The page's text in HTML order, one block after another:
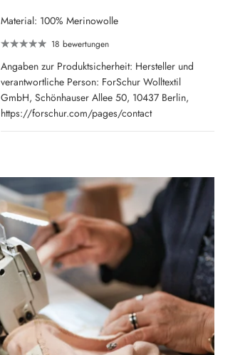
Material: 100% Merinowolle
18 bewertungen
Angaben zur Produktsicherheit: Hersteller und
verantwortliche Person: ForSchur Wolltextil
GmbH, Schönhauser Allee 50, 10437 Berlin,
https://forschur.com/pages/contact